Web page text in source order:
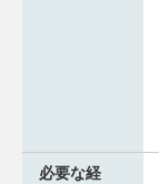
必要な経